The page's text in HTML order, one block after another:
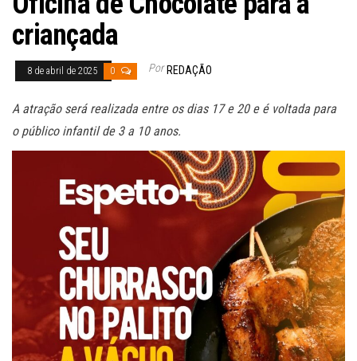
criançada
8 de abril de 2025 0 Por REDAÇÃO
A atração será realizada entre os dias 17 e 20 e é voltada para
o público infantil de 3 a 10 anos.